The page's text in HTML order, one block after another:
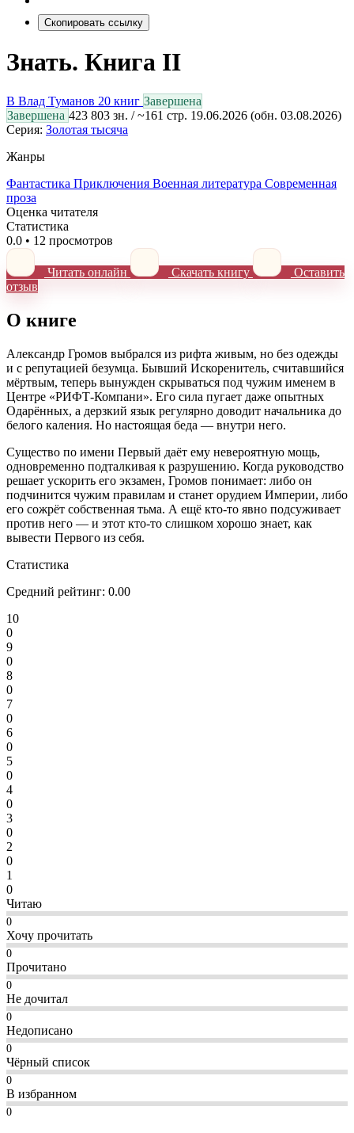
Скопировать ссылку
Знать. Книга II
В Влад Туманов 20 книг Завершена
Завершена 423 803 зн. / ~161 стр. 19.06.2026 (обн. 03.08.2026)
Серия: Золотая тысяча
Жанры
Фантастика Приключения Военная литература Современная
проза
Оценка читателя
Статистика
0.0 • 12 просмотров
Читать онлайн Скачать книгу
Оставить
отзыв
О книге
Александр Громов выбрался из рифта живым, но без одежды
и с репутацией безумца. Бывший Искоренитель, считавшийся
мёртвым, теперь вынужден скрываться под чужим именем в
Центре «РИФТ-Компани». Его сила пугает даже опытных
Одарённых, а дерзкий язык регулярно доводит начальника до
белого каления. Но настоящая беда — внутри него.
Существо по имени Первый даёт ему невероятную мощь,
одновременно подталкивая к разрушению. Когда руководство
решает ускорить его экзамен, Громов понимает: либо он
подчинится чужим правилам и станет орудием Империи, либо
его сожрёт собственная тьма. А ещё кто-то явно подсуживает
против него — и этот кто-то слишком хорошо знает, как
вывести Первого из себя.
Статистика
Средний рейтинг: 0.00
10
0
9
0
8
0
7
0
6
0
5
0
4
0
3
0
2
0
1
0
Читаю
0
Хочу прочитать
0
Прочитано
0
Не дочитал
0
Недописано
0
Чёрный список
0
В избранном
0